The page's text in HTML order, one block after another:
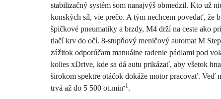
stabilizačný systém som nanajvýš obmedzil. Kto už
konských síl, vie prečo. A tým nechcem povedať, že
špičkové pneumatiky a brzdy, M4 drží na ceste ako
tlačí krv do očí. 8-stupňový meničový automat M
zážitok odporúčam manuálne radenie pádlami pod
kolies xDrive, kde sa dá autu prikázať, aby všetok
širokom spektre otáčok dokáže motor pracovať.
trvá až do 5 500 ot.min-1 .